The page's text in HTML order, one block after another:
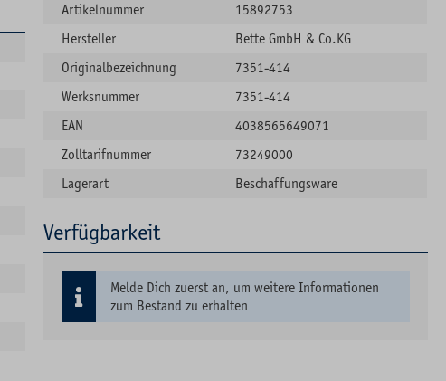
Artikelnummer
15892753
Hersteller
Bette GmbH & Co.KG
Originalbezeichnung
7351-414
Werksnummer
7351-414
EAN
4038565649071
Zolltarifnummer
73249000
Lagerart
Beschaffungsware
Verfügbarkeit
Melde Dich zuerst an, um weitere Informationen
zum Bestand zu erhalten